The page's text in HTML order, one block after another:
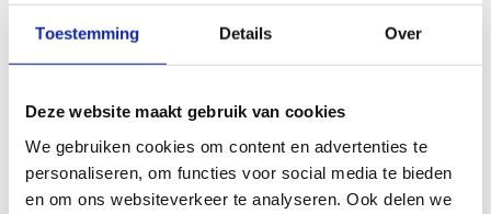
Toestemming Details Over
Deze website maakt gebruik van cookies
We gebruiken cookies om content en advertenties te
personaliseren, om functies voor social media te bieden
en om ons websiteverkeer te analyseren. Ook delen we
6. Antivirus of firewall
blokkeert inkomende mail
Sommige beveiligingssoftware kan IMAP-verbindingen
blokkeren. Zet tijdelijk uw antivirus of firewall uit en